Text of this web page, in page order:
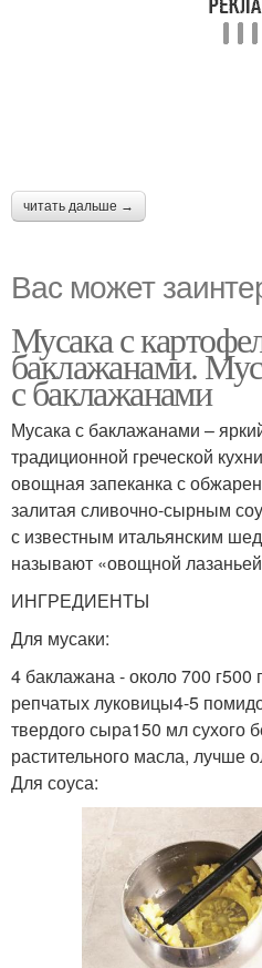
читать дальше →
Вас может
Мусака с
баклажанами.
с баклажанами
Мусака с баклажанами –
традиционной греческой
овощная запеканка с
залитая сливочно-сырным
с известным итальянским
называют «овощной
ИНГРЕДИЕНТЫ
Для мусаки:
4 баклажана - около 700
репчатых луковицы4-5
твердого сыра150 мл сухого
растительного масла, лучше
Для соуса: